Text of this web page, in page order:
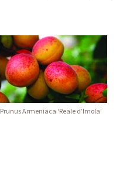
Prunus Armeniaca ‘Reale d’Imola’